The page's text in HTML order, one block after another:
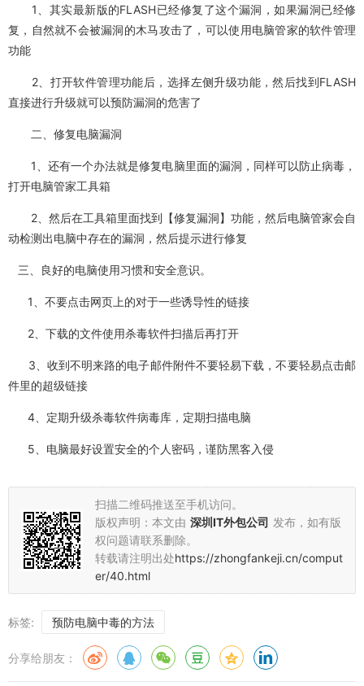
1、其实最新版的FLASH已经修复了这个漏洞，如果漏洞已经修
复，自然就不会被漏洞的木马攻击了，可以使用电脑管家的软件管理
功能
2、打开软件管理功能后，选择左侧升级功能，然后找到FLASH
直接进行升级就可以预防漏洞的危害了
二、修复电脑漏洞
1、还有一个办法就是修复电脑里面的漏洞，同样可以防止病毒，
打开电脑管家工具箱
2、然后在工具箱里面找到【修复漏洞】功能，然后电脑管家会自
动检测出电脑中存在的漏洞，然后提示进行修复
三、良好的电脑使用习惯和安全意识。
1、不要点击网页上的对于一些诱导性的链接
2、下载的文件使用杀毒软件扫描后再打开
3、收到不明来路的电子邮件附件不要轻易下载，不要轻易点击邮
件里的超级链接
4、定期升级杀毒软件病毒库，定期扫描电脑
5、电脑最好设置安全的个人密码，谨防黑客入侵
扫描二维码推送至手机访问。
版权声明：本文由 深圳IT外包公司 发布，如有版
权问题请联系删除。
转载请注明出处https://zhongfankeji.cn/comput
er/40.html
标签: 预防电脑中毒的方法
分享给朋友：